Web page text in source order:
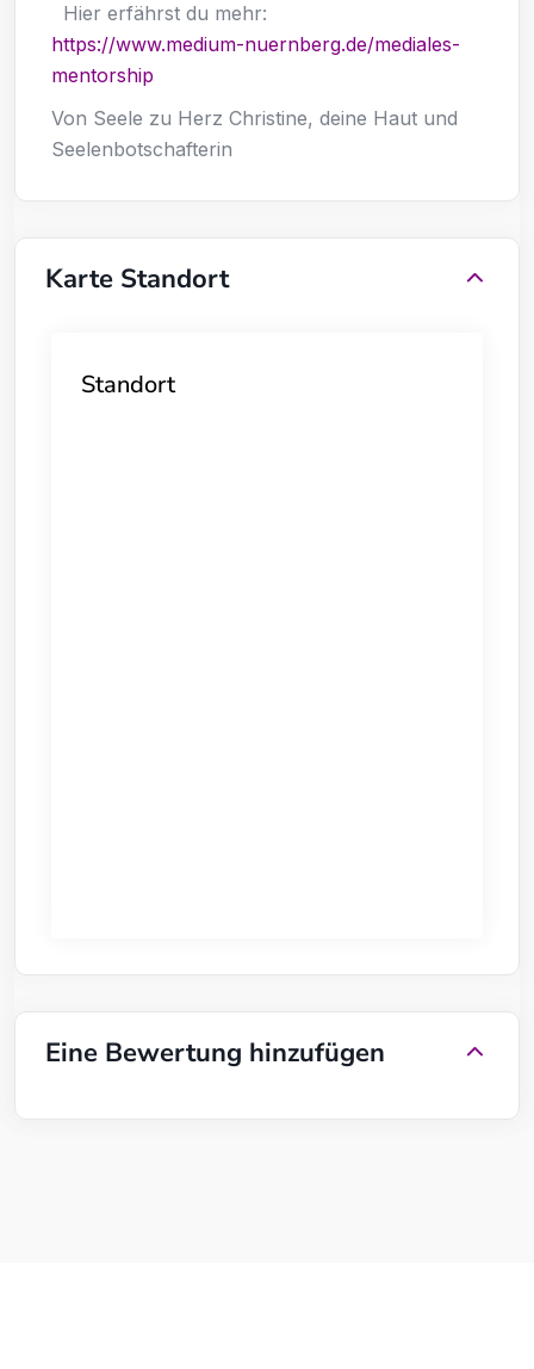
Hier erfährst du mehr:
https://www.medium-nuernberg.de/mediales-
mentorship
Von Seele zu Herz Christine, deine Haut und
Seelenbotschafterin
Karte Standort
Standort
Eine Bewertung hinzufügen